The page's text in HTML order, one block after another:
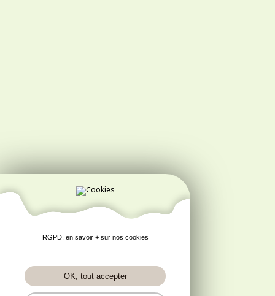
RGPD, en savoir + sur nos cookies
OK, tout accepter